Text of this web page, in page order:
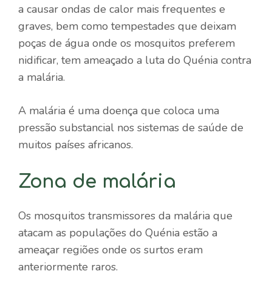
a causar ondas de calor mais frequentes e
graves, bem como tempestades que deixam
poças de água onde os mosquitos preferem
nidificar, tem ameaçado a luta do Quénia contra
a malária.
A malária é uma doença que coloca uma
pressão substancial nos sistemas de saúde de
muitos países africanos.
Zona de malária
Os mosquitos transmissores da malária que
atacam as populações do Quénia estão a
ameaçar regiões onde os surtos eram
anteriormente raros.